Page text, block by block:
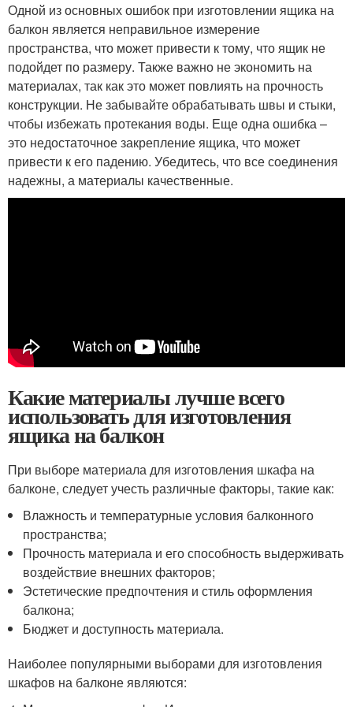
Одной из основных ошибок при изготовлении ящика на
балкон является неправильное измерение
пространства, что может привести к тому, что ящик не
подойдет по размеру. Также важно не экономить на
материалах, так как это может повлиять на прочность
конструкции. Не забывайте обрабатывать швы и стыки,
чтобы избежать протекания воды. Еще одна ошибка –
это недостаточное закрепление ящика, что может
привести к его падению. Убедитесь, что все соединения
надежны, а материалы качественные.
Какие материалы лучше всего
использовать для изготовления
ящика на балкон
При выборе материала для изготовления шкафа на
балконе, следует учесть различные факторы, такие как:
Влажность и температурные условия балконного
пространства;
Прочность материала и его способность выдерживать
воздействие внешних факторов;
Эстетические предпочтения и стиль оформления
балкона;
Бюджет и доступность материала.
Наиболее популярными выборами для изготовления
шкафов на балконе являются: